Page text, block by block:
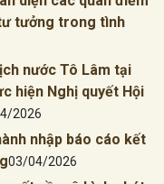
tưởng trong tình
nước Tô Lâm tại
hiện Nghị quyết Hội
2026
nhập báo cáo kết
03/04/2026